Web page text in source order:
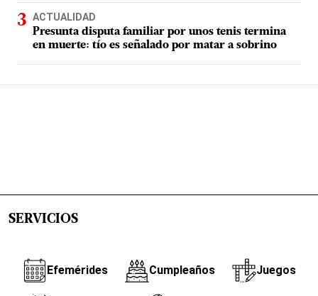
ACTUALIDAD
Presunta disputa familiar por unos tenis termina
en muerte: tío es señalado por matar a sobrino
SERVICIOS
Efemérides Cumpleaños Juegos